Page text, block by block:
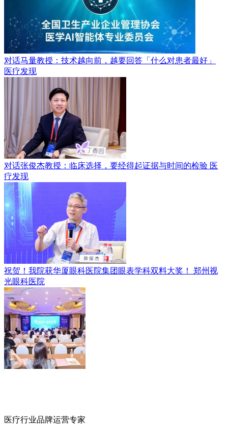
对话马量教授：技术越向前，越要回答「什么对患者最好」
医疗发现
对话张俊杰教授：临床选择，要经得起证据与时间的检验 医
疗发现
祝贺！我院获华厦眼科医院集团眼表学科双料大奖！ 郑州视
光眼科医院
医疗行业品牌运营专家